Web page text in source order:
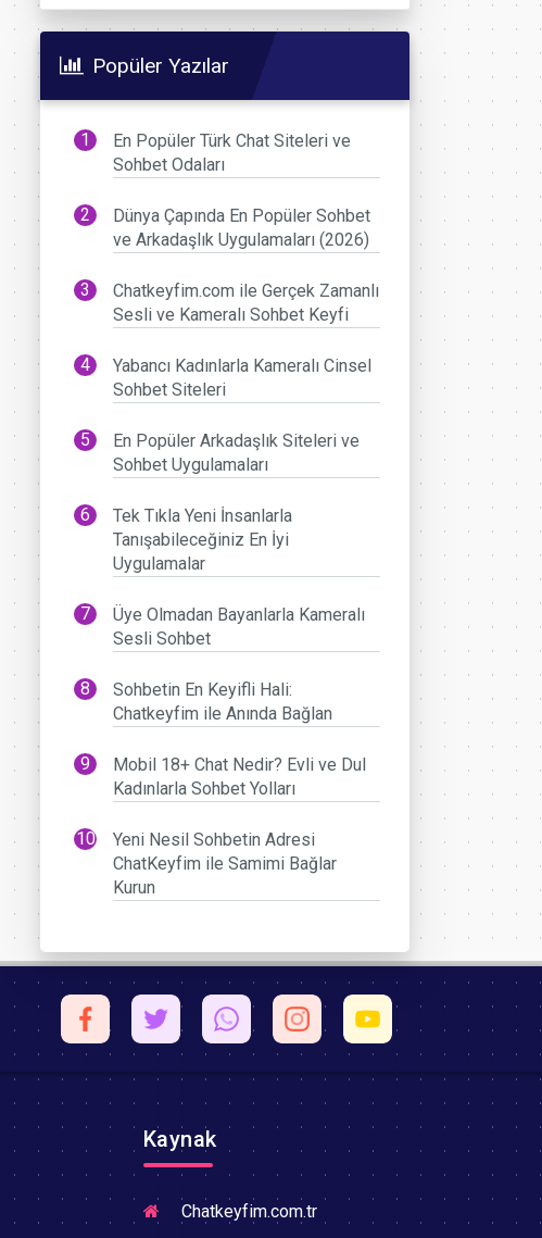
Popüler Yazılar
En Popüler Türk Chat Siteleri ve
Sohbet Odaları
Dünya Çapında En Popüler Sohbet
ve Arkadaşlık Uygulamaları (2026)
Chatkeyfim.com ile Gerçek Zamanlı
Sesli ve Kameralı Sohbet Keyfi
Yabancı Kadınlarla Kameralı Cinsel
Sohbet Siteleri
En Popüler Arkadaşlık Siteleri ve
Sohbet Uygulamaları
Tek Tıkla Yeni İnsanlarla
Tanışabileceğiniz En İyi
Uygulamalar
Üye Olmadan Bayanlarla Kameralı
Sesli Sohbet
Sohbetin En Keyifli Hali:
Chatkeyfim ile Anında Bağlan
Mobil 18+ Chat Nedir? Evli ve Dul
Kadınlarla Sohbet Yolları
Yeni Nesil Sohbetin Adresi
ChatKeyfim ile Samimi Bağlar
Kurun
Kaynak
Chatkeyfim.com.tr